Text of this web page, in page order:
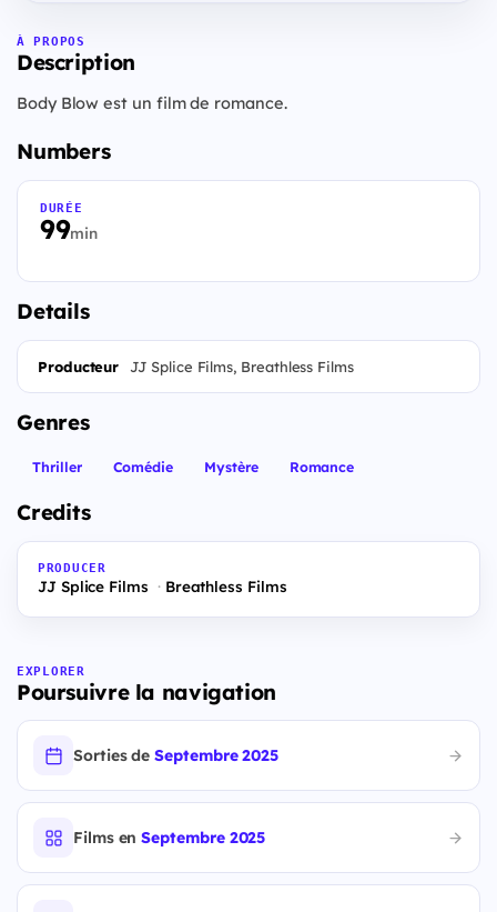
À PROPOS
Description
Body Blow est un film de romance.
Numbers
99min
DURÉE
Details
Producteur JJ Splice Films, Breathless Films
Genres
Thriller Comédie Mystère Romance
Credits
PRODUCER
JJ Splice Films Breathless Films
EXPLORER
Poursuivre la navigation
Sorties deSeptembre 2025
Films enSeptembre 2025